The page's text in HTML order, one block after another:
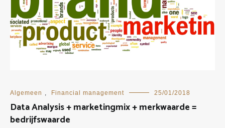
Algemeen , Financial management 25/01/2018
Data Analysis + marketingmix + merkwaarde =
bedrijfswaarde